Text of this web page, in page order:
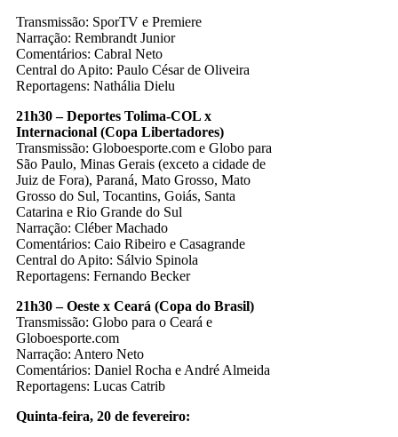
Transmissão: SporTV e Premiere
Narração: Rembrandt Junior
Comentários: Cabral Neto
Central do Apito: Paulo César de Oliveira
Reportagens: Nathália Dielu
21h30 – Deportes Tolima-COL x
Internacional (Copa Libertadores)
Transmissão: Globoesporte.com e Globo para
São Paulo, Minas Gerais (exceto a cidade de
Juiz de Fora), Paraná, Mato Grosso, Mato
Grosso do Sul, Tocantins, Goiás, Santa
Catarina e Rio Grande do Sul
Narração: Cléber Machado
Comentários: Caio Ribeiro e Casagrande
Central do Apito: Sálvio Spinola
Reportagens: Fernando Becker
21h30 – Oeste x Ceará (Copa do Brasil)
Transmissão: Globo para o Ceará e
Globoesporte.com
Narração: Antero Neto
Comentários: Daniel Rocha e André Almeida
Reportagens: Lucas Catrib
Quinta-feira, 20 de fevereiro: